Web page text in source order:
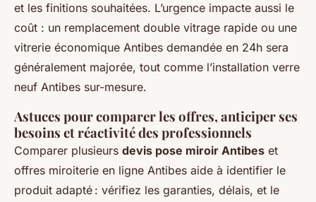
et les finitions souhaitées. L’urgence impacte aussi le
coût : un remplacement double vitrage rapide ou une
vitrerie économique Antibes demandée en 24h sera
généralement majorée, tout comme l’installation verre
neuf Antibes sur-mesure.
Astuces pour comparer les offres, anticiper ses
besoins et réactivité des professionnels
Comparer plusieurs devis pose miroir Antibes et
offres miroiterie en ligne Antibes aide à identifier le
produit adapté : vérifiez les garanties, délais, et le